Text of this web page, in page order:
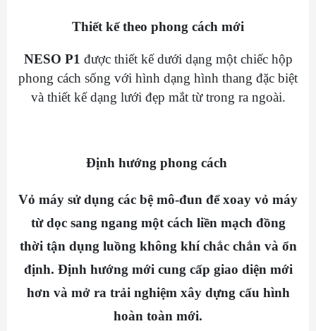
Thiết kế theo phong cách mới
NESO P1 được thiết kế dưới dạng một chiếc hộp
phong cách sống với hình dạng hình thang đặc biệt
và thiết kế dạng lưới đẹp mắt từ trong ra ngoài.
Định hướng phong cách
Vỏ máy sử dụng các bệ mô-đun để xoay vỏ máy
từ dọc sang ngang một cách liền mạch đồng
thời tận dụng luồng không khí chắc chắn và ổn
định. Định hướng mới cung cấp giao diện mới
hơn và mở ra trải nghiệm xây dựng cấu hình
hoàn toàn mới.